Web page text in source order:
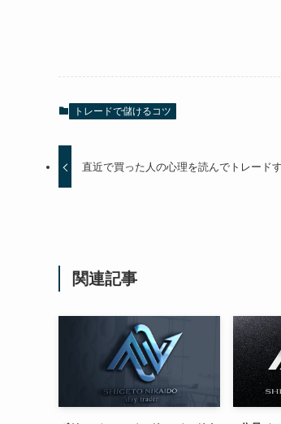
トレードで儲けるコツ
直近で買った人の心理を読んでトレード
関連記事